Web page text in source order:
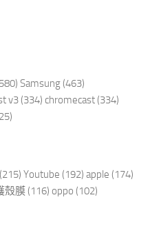
Samsung (463)
v3 (334) chromecast (334)
(215) Youtube (192) apple (174)
殼膜 (116) oppo (102)